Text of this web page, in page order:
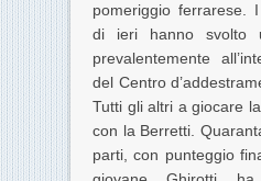
pomeriggio ferrarese.
di ieri hanno svolto
prevalentemente
del Centro
Tutti gli altri a giocare
con la Berretti.
parti, con punteggio